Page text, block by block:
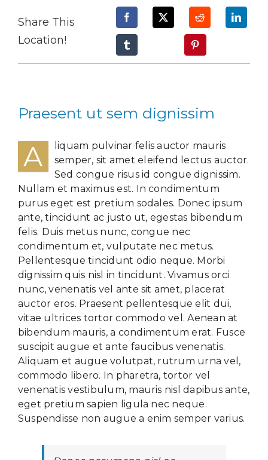
Share This
Location!
Praesent ut sem dignissim
A
liquam pulvinar felis auctor mauris
semper, sit amet eleifend lectus auctor.
Sed congue risus id congue dignissim.
Nullam et maximus est. In condimentum
purus eget est pretium sodales. Donec ipsum
ante, tincidunt ac justo ut, egestas bibendum
felis. Duis metus nunc, congue nec
condimentum et, vulputate nec metus.
Pellentesque tincidunt odio neque. Morbi
dignissim quis nisl in tincidunt. Vivamus orci
nunc, venenatis vel ante sit amet, placerat
auctor eros. Praesent pellentesque elit dui,
vitae ultrices tortor commodo vel. Aenean at
bibendum mauris, a condimentum erat. Fusce
suscipit augue et ante faucibus venenatis.
Aliquam et augue volutpat, rutrum urna vel,
commodo libero. In pharetra, tortor vel
venenatis vestibulum, mauris nisl dapibus ante,
eget pretium sapien ligula nec neque.
Suspendisse non augue a enim semper varius.